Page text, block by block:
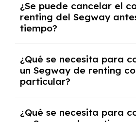
tendrás que pagar ningún
salvo en casos que lo exija el
debido al resultado del
económica.
¿Se puede cancelar el
renting del Segway
tiempo?
pero puede haber
cancelación anticipada. Es
las condiciones del contrato
experto que te asesore.
¿Qué se necesita para
un Segway de renting
particular?
y, en algunos casos, una
¿Qué se necesita para